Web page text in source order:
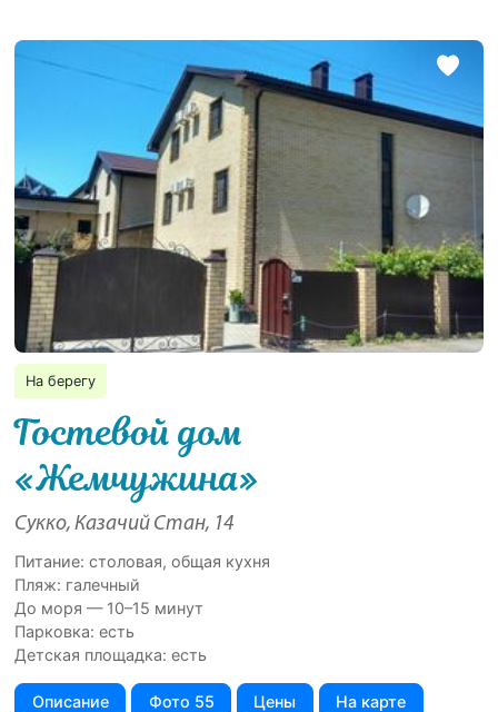
На берегу
Гостевой дом
«Жемчужина»
Сукко, Казачий Стан, 14
Питание: столовая, общая кухня
Пляж: галечный
До моря — 10–15 минут
Парковка: есть
Детская площадка: есть
Описание Фото 55 Цены На карте